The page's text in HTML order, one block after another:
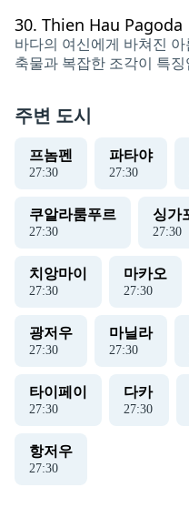
30. Thien Hau Pagoda
바다의 여신에게 바쳐진
축물과 복잡한 조각이 특징
주변 도시
프놈펜
27:30
파타야
27:30
쿠알라룸푸르
27:30
싱가
27:30
치앙마이
27:30
마카오
27:30
광저우
27:30
마닐라
27:30
타이페이
27:30
다카
27:30
항저우
27:30